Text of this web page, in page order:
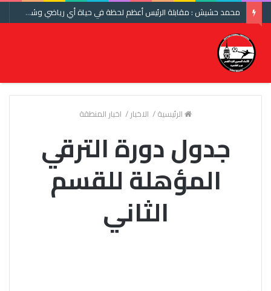
محمد حشيش : مقابلة الرئيس أعظم لحظة في حياة أي رياضي وشكرا اتحاد الكرة ومنتخب مصر
الرئيسية/ الاخبار/ اخبار المنطقة
جدول دورة الترقي
المؤهلة للقسم
الثاني